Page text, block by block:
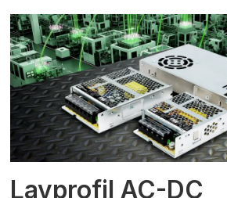
Lavprofil AC-DC